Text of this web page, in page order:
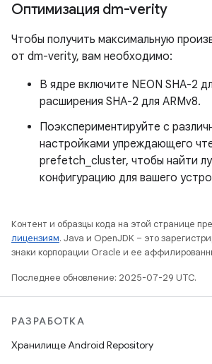
Оптимизация dm-verity
Чтобы получить максимальную
от dm-verity, вам необходимо:
В ядре включите NEON SHA-2
расширения SHA-2 для ARMv8.
Поэкспериментируйте с
настройками упреждающего
prefetch_cluster, чтобы найти
конфигурацию для вашего
Контент и образцы кода на этой странице
лицензиям. Java и OpenJDK – это
знаки корпорации Oracle и ее
Последнее обновление: 2025-07-29 UTC.
РАЗРАБОТКА
Хранилище Android Repository